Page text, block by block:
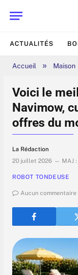
ACTUALITÉS
Accueil » Maison
Voici le
Navimow,
offres du
La Rédaction
20 juillet 2026
MAJ :
ROBOT TONDEUSE
Aucun commentaire